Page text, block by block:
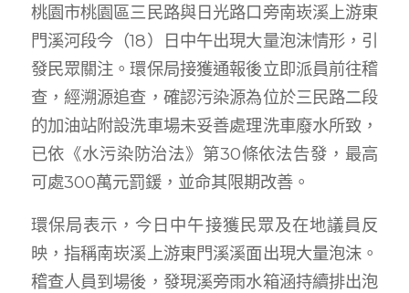
桃園市桃園區三民路與日光路口旁南崁溪上游東
門溪河段今（18）日中午出現大量泡沫情形，引
發民眾關注。環保局接獲通報後立即派員前往稽
查，經溯源追查，確認污染源為位於三民路二段
的加油站附設洗車場未妥善處理洗車廢水所致，
已依《水污染防治法》第30條依法告發，最高
可處300萬元罰鍰，並命其限期改善。
環保局表示，今日中午接獲民眾及在地議員反
映，指稱南崁溪上游東門溪溪面出現大量泡沫。
稽查人員到場後，發現溪旁雨水箱涵持續排出泡